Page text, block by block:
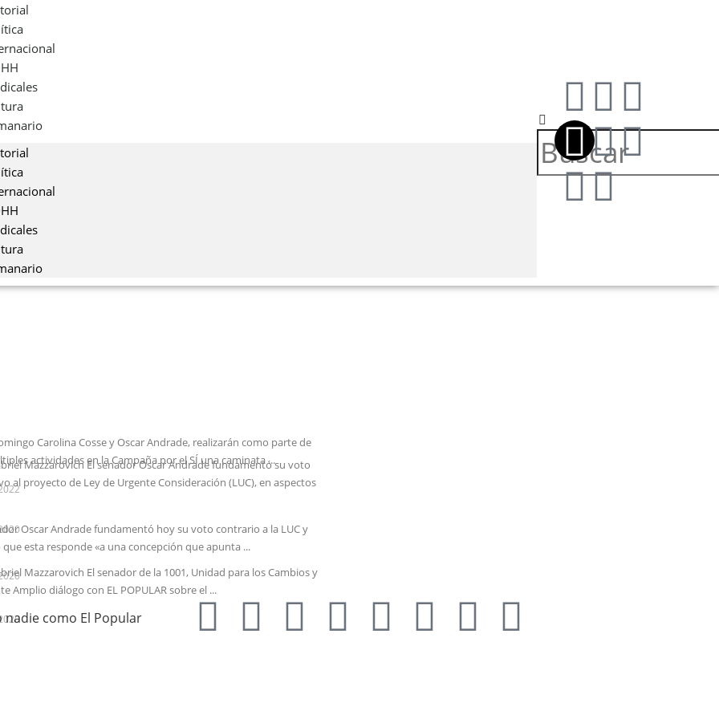
Carolina Cosse y Oscar Andrade, realizarán como parte de
actividades en la Campaña por el SÍ una caminata ...
Mazzarovich El senador Oscar Andrade fundamentó su voto
al proyecto de Ley de Urgente Consideración (LUC), en aspectos
Oscar Andrade fundamentó hoy su voto contrario a la LUC y
esta responde «a una concepción que apunta ...
Mazzarovich El senador de la 1001, Unidad para los Cambios y
Amplio diálogo con EL POPULAR sobre el ...
como El Popular